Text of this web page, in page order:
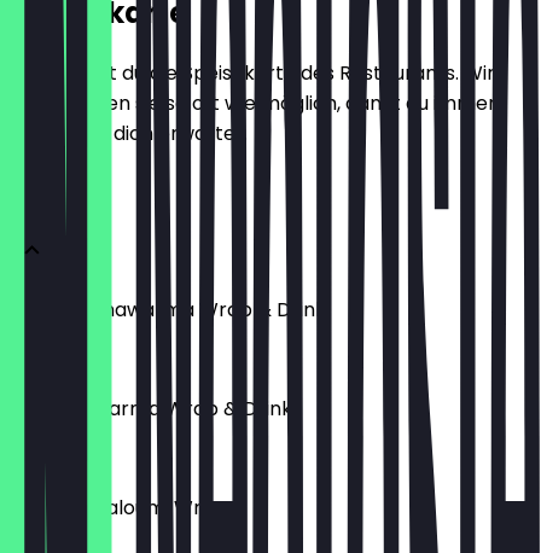
Speisekarte
Hier findest du die Speisekarte des Restaurants. Wir
aktualisieren sie so oft wie möglich, damit du immer
weißt, was dich erwartet.
Chicken Shawarma Wrap & Drink
Beef Shawarma Wrap & Drink
Falafel / Haloumi Wrap